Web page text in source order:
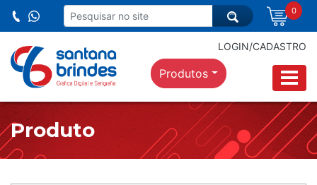
0
LOGIN/CADASTRO
Produtos
Produto